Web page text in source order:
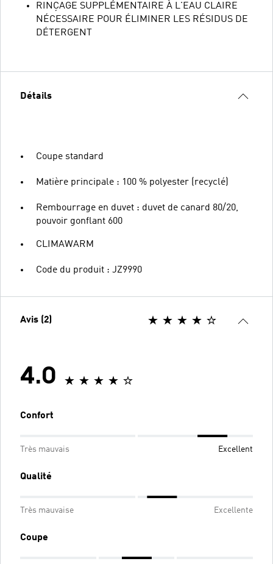
RINÇAGE SUPPLÉMENTAIRE À L'EAU CLAIRE
NÉCESSAIRE POUR ÉLIMINER LES RÉSIDUS DE
DÉTERGENT
Détails
Coupe standard
Matière principale : 100 % polyester (recyclé)
Rembourrage en duvet : duvet de canard 80/20,
pouvoir gonflant 600
CLIMAWARM
Code du produit : JZ9990
Avis (2)
4.0
Confort
Très mauvais Excellent
Qualité
Très mauvaise Excellente
Coupe